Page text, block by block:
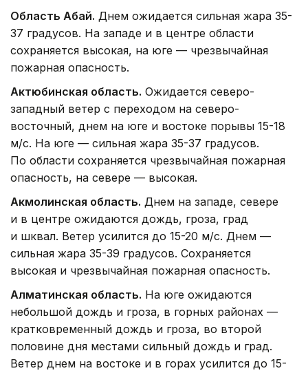
Область Абай. Днем ожидается сильная жара 35-
37 градусов. На западе и в центре области
сохраняется высокая, на юге — чрезвычайная
пожарная опасность.
Актюбинская область. Ожидается северо-
западный ветер с переходом на северо-
восточный, днем на юге и востоке порывы 15-18
м/с. На юге — сильная жара 35-37 градусов.
По области сохраняется чрезвычайная пожарная
опасность, на севере — высокая.
Акмолинская область. Днем на западе, севере
и в центре ожидаются дождь, гроза, град
и шквал. Ветер усилится до 15-20 м/с. Днем —
сильная жара 35-39 градусов. Сохраняется
высокая и чрезвычайная пожарная опасность.
Алматинская область. На юге ожидаются
небольшой дождь и гроза, в горных районах —
кратковременный дождь и гроза, во второй
половине дня местами сильный дождь и град.
Ветер днем на востоке и в горах усилится до 15-